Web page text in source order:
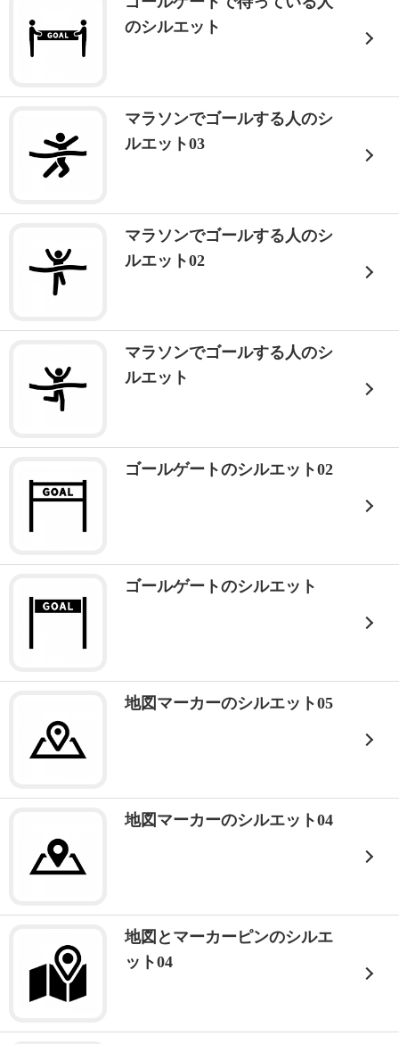
のシルエット
マラソンでゴールする人のシ
ルエット03
マラソンでゴールする人のシ
ルエット02
マラソンでゴールする人のシ
ルエット
ゴールゲートのシルエット02
ゴールゲートのシルエット
地図マーカーのシルエット05
地図マーカーのシルエット04
地図とマーカーピンのシルエ
ット04